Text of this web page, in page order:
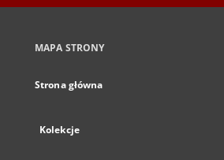
MAPA STRONY
Strona główna
Kolekcje